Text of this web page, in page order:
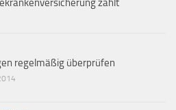
zahlt
regelmäßig überprüfen